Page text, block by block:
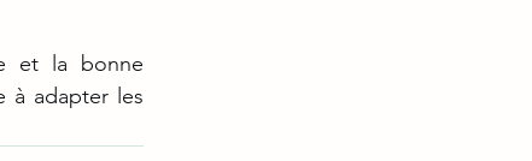
à adapter les